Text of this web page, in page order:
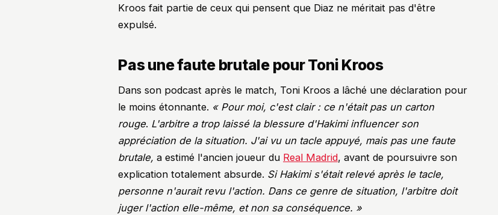
Kroos fait partie de ceux qui pensent que Diaz ne méritait pas d'être
expulsé.
Pas une faute brutale pour Toni Kroos
Dans son podcast après le match, Toni Kroos a lâché une déclaration pour
le moins étonnante. « Pour moi, c'est clair : ce n'était pas un carton
rouge. L'arbitre a trop laissé la blessure d'Hakimi influencer son
appréciation de la situation. J'ai vu un tacle appuyé, mais pas une faute
brutale, a estimé l'ancien joueur du Real Madrid, avant de poursuivre son
explication totalement absurde. Si Hakimi s'était relevé après le tacle,
personne n'aurait revu l'action. Dans ce genre de situation, l'arbitre doit
juger l'action elle-même, et non sa conséquence. »